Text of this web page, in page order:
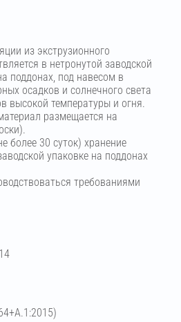
из экструзионного
в нетронутой заводской
поддонах, под навесом в
осадков и солнечного света
высокой температуры и огня.
размещается на
более 30 суток) хранение
упаковке на поддонах
требованиями